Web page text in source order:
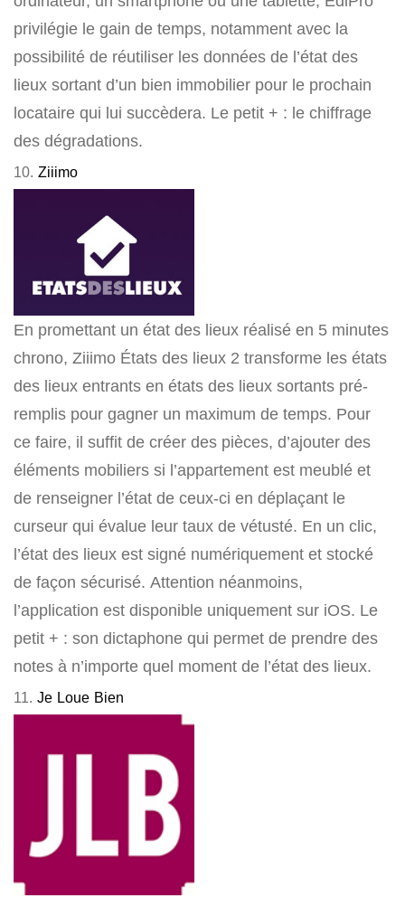
privilégie le gain de temps, notamment avec la
possibilité de réutiliser les données de l’état des
lieux sortant d’un bien immobilier pour le prochain
locataire qui lui succèdera. Le petit + : le chiffrage
des dégradations.
10. Ziiimo
En promettant un état des lieux réalisé en 5 minutes
chrono, Ziiimo États des lieux 2 transforme les états
des lieux entrants en états des lieux sortants pré-
remplis pour gagner un maximum de temps. Pour
ce faire, il suffit de créer des pièces, d’ajouter des
éléments mobiliers si l’appartement est meublé et
de renseigner l’état de ceux-ci en déplaçant le
curseur qui évalue leur taux de vétusté. En un clic,
l’état des lieux est signé numériquement et stocké
de façon sécurisé. Attention néanmoins,
l’application est disponible uniquement sur iOS. Le
petit + : son dictaphone qui permet de prendre des
notes à n’importe quel moment de l’état des lieux.
11. Je Loue Bien